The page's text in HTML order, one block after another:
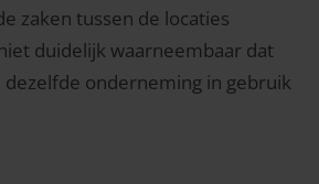
zaken tussen de locaties
duidelijk waarneembaar dat
dezelfde onderneming in gebruik